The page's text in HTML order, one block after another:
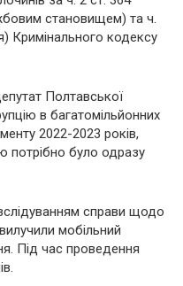
становищем) та ч.
Кримінального кодексу
Полтавської
в багатомільйонних
2022-2023 років,
потрібно було одразу
справи щодо
мобільний
Під час проведення